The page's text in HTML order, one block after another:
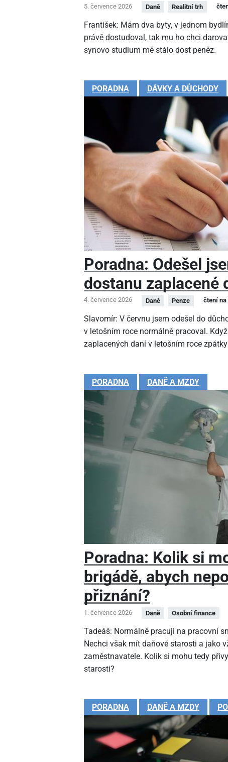
5. července 2026 Daně Realitní trh
František: Mám dva byty, v jednom
právě dostudoval, tak mu ho chci
synovo studium mě stálo dost peněz.
PORADNA DÁVKY A DŮCHODY
Poradna: Odešel
dostanu zaplacené
4. července 2026 Daně Penze čtení na
Slavomír: V červnu jsem odešel do
v letošním roce normálně pracoval.
zaplacených daní v letošním roce
PORADNA DANĚ A MZDY
Poradna: Kolik si
brigádě, abych
přiznání?
1. července 2026 Daně Osobní finance
Tadeáš: Normálně pracuji na pracovní
Nechci však mít daňové starosti a jako
zaměstnavatele. Kolik si mohu tedy
starosti?
PORADNA DANĚ A MZDY